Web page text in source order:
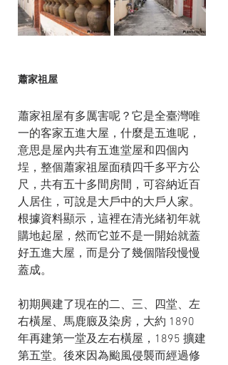
蕭家祖屋
蕭家祖屋有多厲害呢？它是全臺灣唯
一的客家五進大屋，什麼是五進呢，
意思是屋內共有五進堂屋和四個內
埕，整個蕭家祖屋面積四千多平方公
尺，共有五十多間房間，可容納近百
人居住，可說是大戶中的大戶人家。
根據資料顯示，這裡在清光緒初年就
購地起屋，然而它並不是一開始就蓋
好五進大屋，而是分了幾個階段慢慢
蓋成。
初期興建了現在的二、三、四堂、左
右橫屋、馬鹿廄及染房，大約 1890
年再建第一堂及左右橫屋，1895 擴建
第五堂。後來因為颱風侵襲而經過修